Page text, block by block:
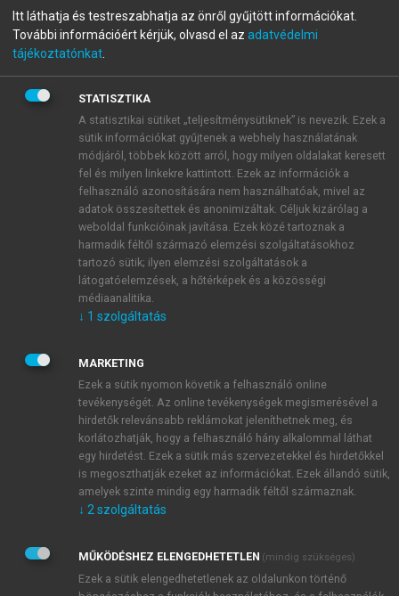
fiókoddal,vagy hozz létre új fiókot.
A regisztráció után apróbaidőszakautomatikusan
BELÉPÉS SAJÁT FIÓKKAL
ÚJ FIÓK LÉTREHOZÁSA
1 óra díjmentes hozzáférés
E-MAIL-CÍM
JELSZÓ
JELSZÓ ÚJRA
Kérek értesítést a MeRSZ újdonságairól, akcióiról.
Kérek értesítést az Akadémiai Kiadó Zrt. újdonságairól,
Adatkezelési tájékoztatóbanfoglaltakat tudomásul
veszem és elfogadom.
Itt láthatja és testreszabhatja az önről gyűjtött információkat.
További információért kérjük, olvasd el az adatvédelmi
tájékoztatónkat
STATISZTIKA
A statisztikai sütiket „teljesítménysütiknek” is nevezik. Ezek a
sütik információkat gyűjtenek a webhely használatának
módjáról, többek között arról, hogy milyen oldalakat keresett
fel és milyen linkekre kattintott. Ezek az információk a
felhasználó azonosítására nem használhatóak, mivel az
adatok összesítettek és anonimizáltak. Céljuk kizárólag a
weboldal funkcióinak javítása. Ezek közé tartoznak a
harmadik féltől származó elemzési szolgáltatásokhoz
tartozó sütik; ilyen elemzési szolgáltatások a
látogatóelemzések, a hőtérképek és a közösségi
médiaanalitika.
↓ 1 szolgáltatás
MARKETING
Ezek a sütik nyomon követik a felhasználó online
tevékenységét. Az online tevékenységek megismerésével a
hirdetők relevánsabb reklámokat jeleníthetnek meg, és
korlátozhatják, hogy a felhasználó hány alkalommal láthat
egy hirdetést. Ezek a sütik más szervezetekkel és hirdetőkkel
is megoszthatják ezeket az információkat. Ezek állandó sütik,
amelyek szinte mindig egy harmadik féltől származnak.
↓ 2 szolgáltatás
MŰKÖDÉSHEZ ELENGEDHETETLEN (mindig szükséges)
Ezek a sütik elengedhetetlenek az oldalunkon történő